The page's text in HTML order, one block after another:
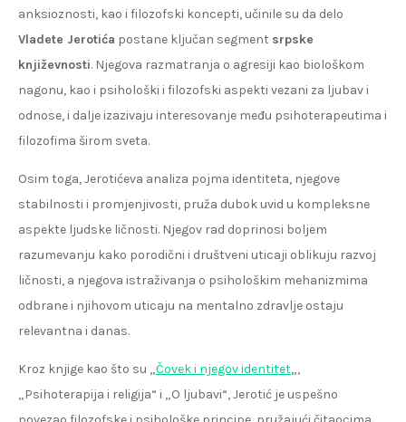
anksioznosti, kao i filozofski koncepti, učinile su da delo
Vladete Jerotića postane ključan segment srpske
književnosti. Njegova razmatranja o agresiji kao biološkom
nagonu, kao i psihološki i filozofski aspekti vezani za ljubav i
odnose, i dalje izazivaju interesovanje među psihoterapeutima i
filozofima širom sveta.
Osim toga, Jerotićeva analiza pojma identiteta, njegove
stabilnosti i promjenjivosti, pruža dubok uvid u kompleksne
aspekte ljudske ličnosti. Njegov rad doprinosi boljem
razumevanju kako porodični i društveni uticaji oblikuju razvoj
ličnosti, a njegova istraživanja o psihološkim mehanizmima
odbrane i njihovom uticaju na mentalno zdravlje ostaju
relevantna i danas.
Kroz knjige kao što su „Čovek i njegov identitet„,
„Psihoterapija i religija“ i „O ljubavi“, Jerotić je uspešno